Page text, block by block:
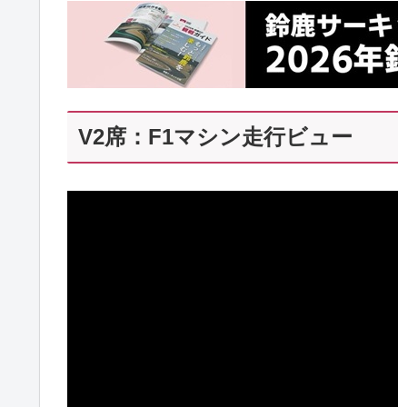
V2席：F1マシン走行ビュー